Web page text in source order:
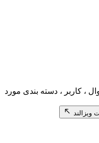
دسته بندی مورد